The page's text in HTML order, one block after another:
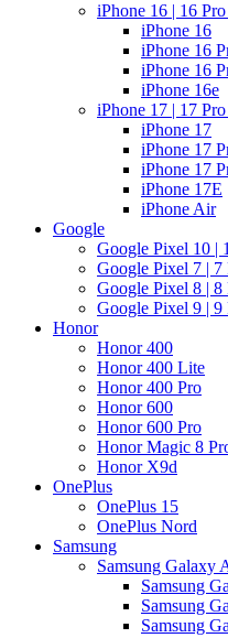
iPhone 16 | 16
iPhone 16
iPhone 16
iPhone 16
iPhone 16e
iPhone 17 | 17
iPhone 17
iPhone 17
iPhone 17
iPhone 17E
iPhone Air
Google
Google Pixel 10 |
Google Pixel 7 | 7
Google Pixel 8 | 8
Google Pixel 9 | 9
Honor
Honor 400
Honor 400 Lite
Honor 400 Pro
Honor 600
Honor 600 Pro
Honor Magic 8
Honor X9d
OnePlus
OnePlus 15
OnePlus Nord
Samsung
Samsung Galaxy
Samsung
Samsung
Samsung